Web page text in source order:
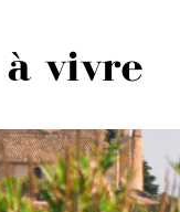
à vivre